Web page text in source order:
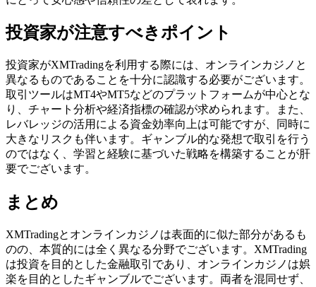
投資家が注意すべきポイント
投資家がXMTradingを利用する際には、オンラインカジノと
異なるものであることを十分に認識する必要がございます。
取引ツールはMT4やMT5などのプラットフォームが中心とな
り、チャート分析や経済指標の確認が求められます。また、
レバレッジの活用による資金効率向上は可能ですが、同時に
大きなリスクも伴います。ギャンブル的な発想で取引を行う
のではなく、学習と経験に基づいた戦略を構築することが肝
要でございます。
まとめ
XMTradingとオンラインカジノは表面的に似た部分があるも
のの、本質的には全く異なる分野でございます。XMTrading
は投資を目的とした金融取引であり、オンラインカジノは娯
楽を目的としたギャンブルでございます。両者を混同せず、